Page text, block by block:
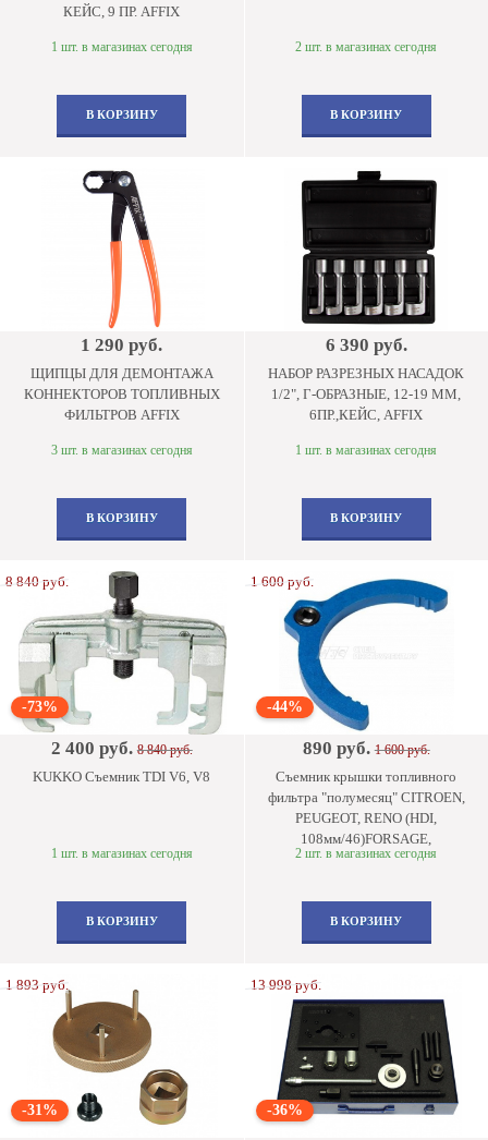
КЕЙС, 9 ПР. AFFIX
1 шт. в магазинах сегодня
В КОРЗИНУ
2 шт. в магазинах сегодня
В КОРЗИНУ
1 290 руб.
ЩИПЦЫ ДЛЯ ДЕМОНТАЖА
КОННЕКТОРОВ ТОПЛИВНЫХ
ФИЛЬТРОВ AFFIX
3 шт. в магазинах сегодня
В КОРЗИНУ
6 390 руб.
НАБОР РАЗРЕЗНЫХ НАСАДОК
1/2", Г-ОБРАЗНЫЕ, 12-19 ММ,
6ПР.,КЕЙС, AFFIX
1 шт. в магазинах сегодня
В КОРЗИНУ
8 840 руб.
-73%
2 400 руб.8 840 руб.
KUKKO Съемник TDI V6, V8
1 шт. в магазинах сегодня
В КОРЗИНУ
1 600 руб.
-44%
890 руб.1 600 руб.
Съемник крышки топливного
фильтра "полумесяц" CITROEN,
PEUGEOT, RENO (HDI,
108мм/46)FORSAGE,
2 шт. в магазинах сегодня
В КОРЗИНУ
1 893 руб.
-31%
13 998 руб.
-36%